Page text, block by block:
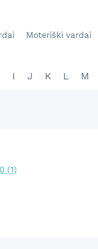
Moteriški vardai
I J K L M